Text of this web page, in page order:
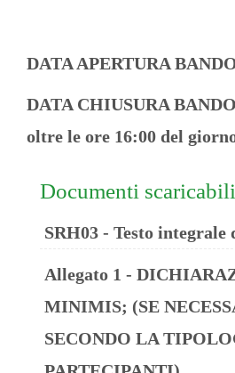
DATA APERTURA
DATA CHIUSURA
oltre le ore 16:00 del
Documenti scaricabili
SRH03 - Testo integrale
Allegato 1 -
MINIMIS; (SE
SECONDO LA